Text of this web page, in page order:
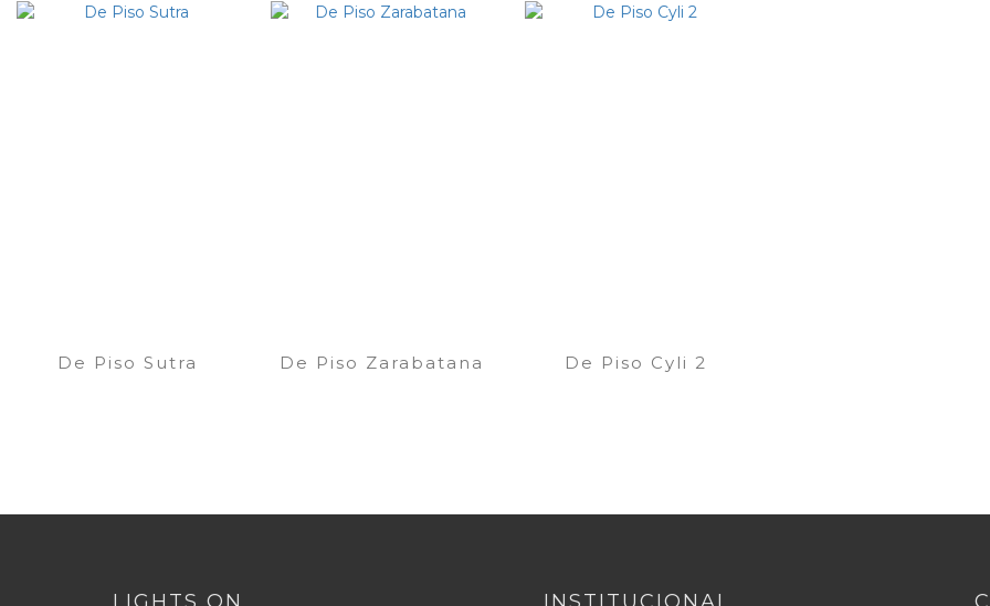
De Piso Sutra De Piso Zarabatana De Piso Cyli 2